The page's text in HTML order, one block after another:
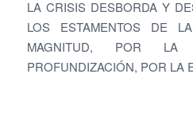
LA CRISIS DESBORDA Y
LOS ESTAMENTOS DE
MAGNITUD, POR
PROFUNDIZACIÓN, POR LA